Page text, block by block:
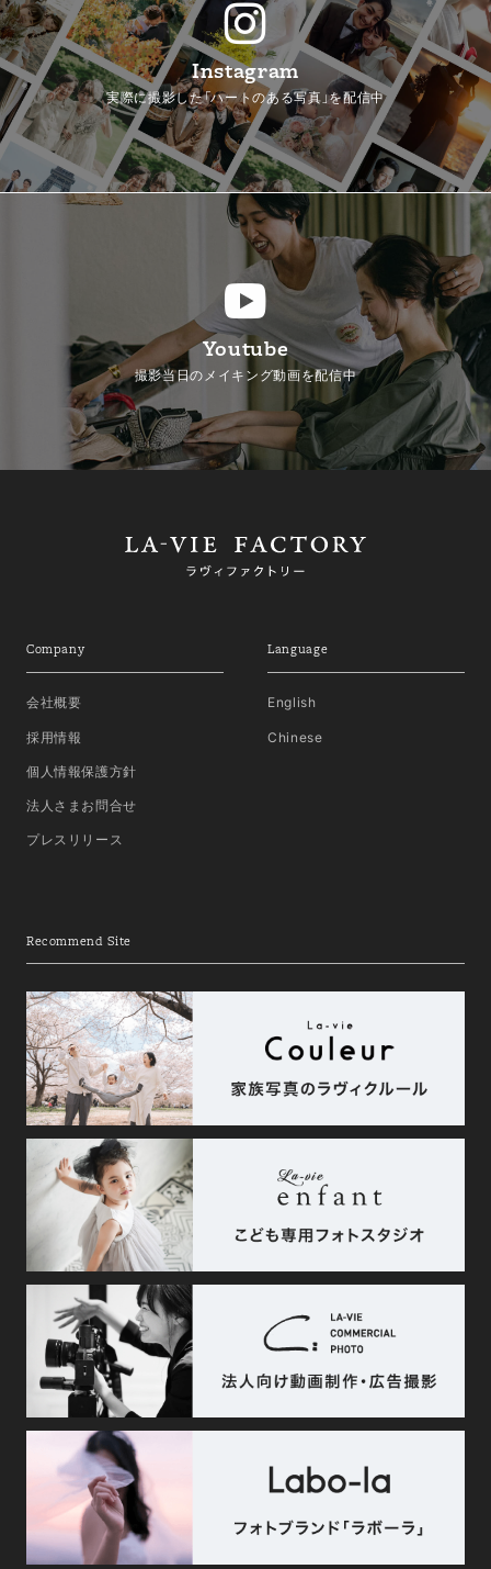
Instagram
実際に撮影した「ハートのある写真」を配信中
Youtube
撮影当日のメイキング動画を配信中
Company
会社概要
採用情報
個人情報保護方針
法人さまお問合せ
プレスリリース
Language
English
Chinese
Recommend Site